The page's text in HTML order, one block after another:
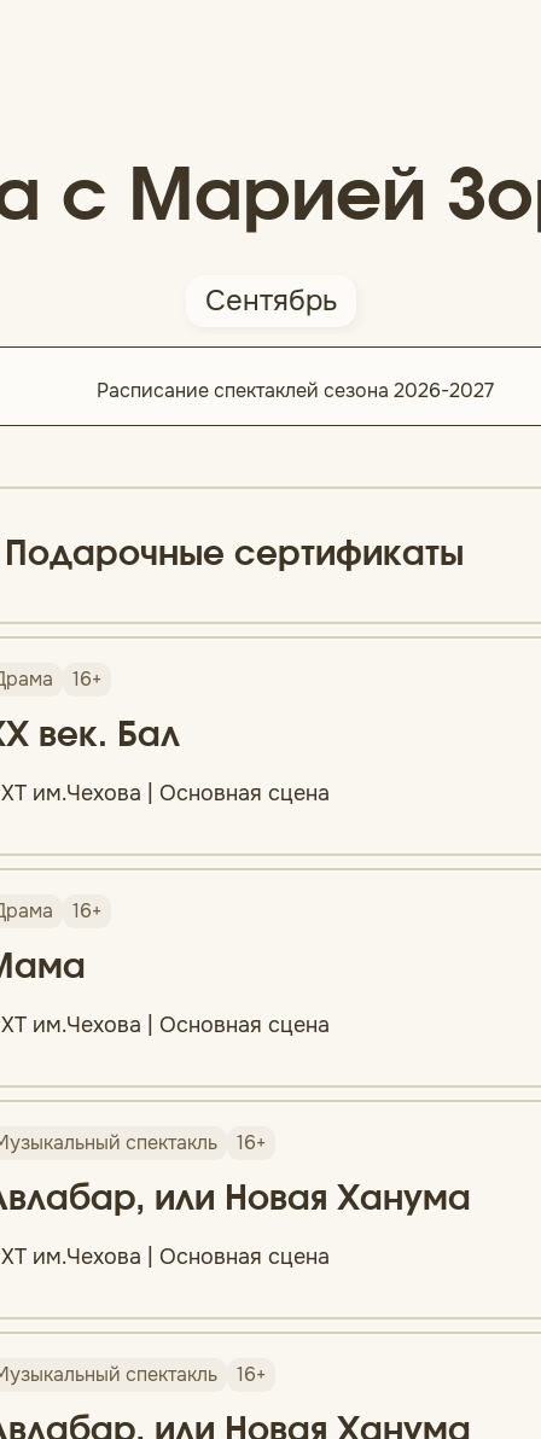
с Марией
Сентябрь
Расписание спектаклей сезона 2026-2027
Подарочные сертификаты
16+
век. Бал
им.Чехова | Основная сцена
16+
им.Чехова | Основная сцена
спектакль 16+
или Новая Ханума
им.Чехова | Основная сцена
спектакль 16+